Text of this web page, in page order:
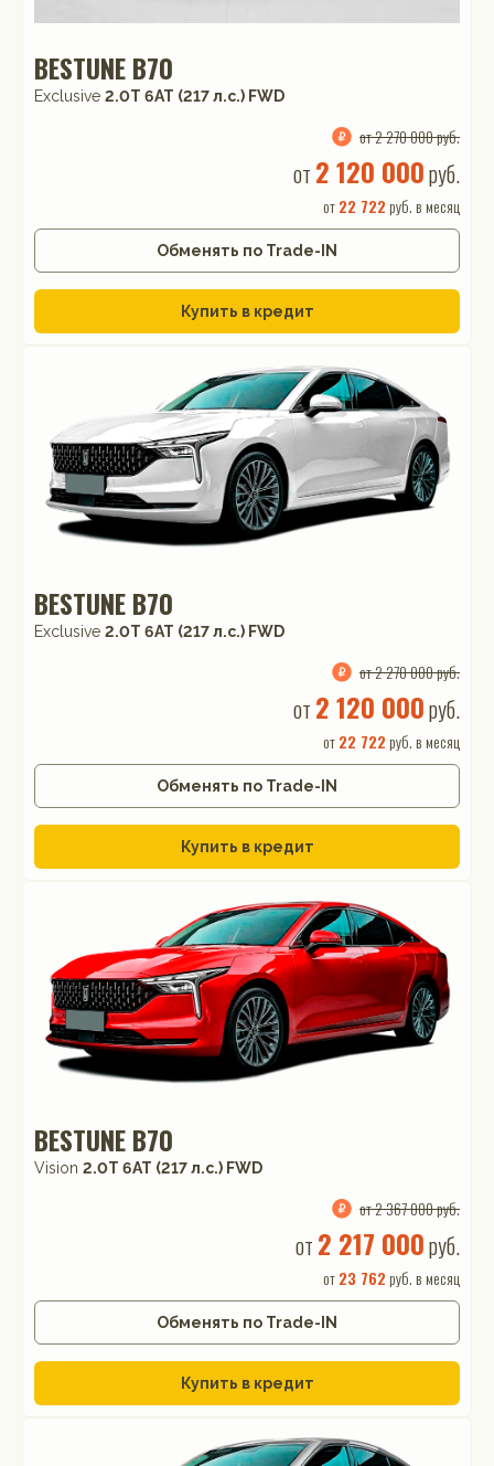
BESTUNE B70
Exclusive 2.0T 6AT (217 л.с.) FWD
от 2 270 000 руб.
от 2 120 000руб.
от22 722 руб. в месяц
Обменять по Trade-IN
Купить в кредит
BESTUNE B70
Exclusive 2.0T 6AT (217 л.с.) FWD
от 2 270 000 руб.
от 2 120 000руб.
от22 722 руб. в месяц
Обменять по Trade-IN
Купить в кредит
BESTUNE B70
Vision 2.0T 6AT (217 л.с.) FWD
от 2 367 000 руб.
от 2 217 000руб.
от23 762 руб. в месяц
Обменять по Trade-IN
Купить в кредит